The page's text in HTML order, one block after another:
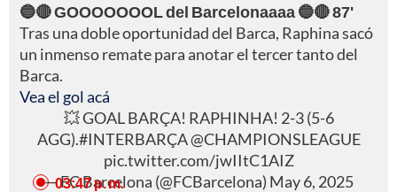
🔵🔴 GOOOOOOOL del Barcelonaaaa 🔵🔴 87'
Tras una doble oportunidad del Barca, Raphina sacó
un inmenso remate para anotar el tercer tanto del
Barca.
Vea el gol acá
💥 GOAL BARÇA! RAPHINHA! 2-3 (5-6
AGG).#INTERBARÇA@CHAMPIONSLEAGUE
pic.twitter.com/jwIItC1AIZ
— FC Barcelona (@FCBarcelona) May 6, 2025
03:47 p. m.